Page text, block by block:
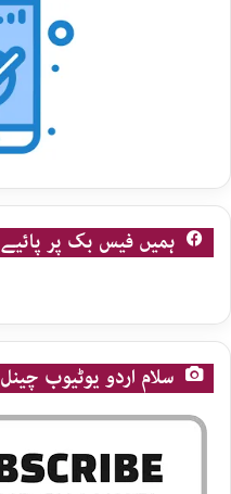
ہمیں فیس بک پر پائیے
سلام اردو یوٹیوب چینل